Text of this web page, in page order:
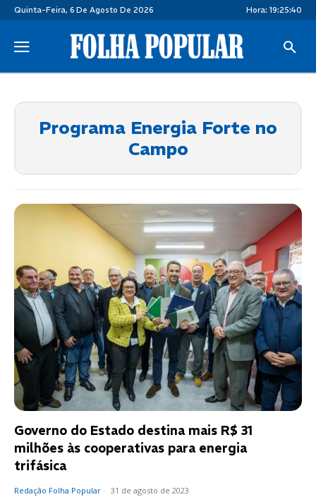
Quinta-Feira, 6 De Agosto De 2026 Hora: 19:25:40
Programa Energia Forte no
Campo
Governo do Estado destina mais R$ 31
milhões às cooperativas para energia
trifásica
Redação Folha Popular - 31 de agosto de 2023